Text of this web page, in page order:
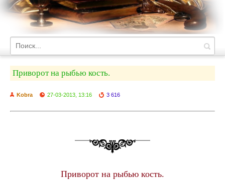
Приворот на рыбью кость.
Kobra 27-03-2013, 13:16 3 616
Приворот на рыбью кость.